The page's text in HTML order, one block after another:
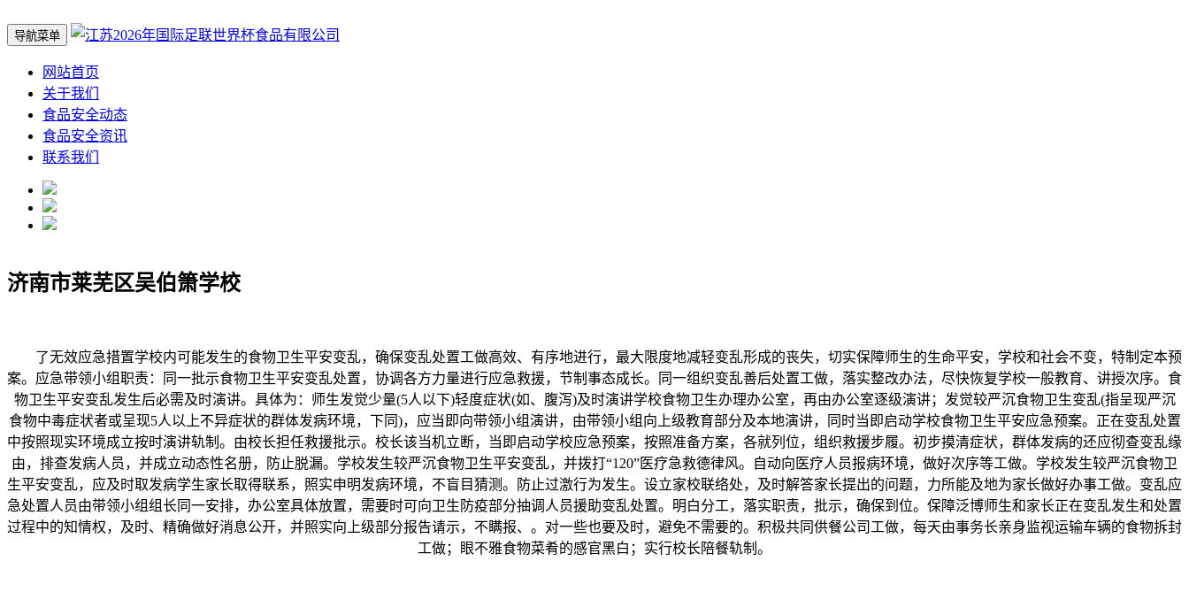
导航菜单
网站首页
关于我们
食品安全动态
食品安全资讯
联系我们
济南市莱芜区吴伯箫学校
了无效应急措置学校内可能发生的食物卫生平安变乱，确保变乱处置工做高效、有序地进行，最大限度地减轻变乱形成的丧失，切实保障师生的生命平安，学校和社会不变，特制定本预
案。应急带领小组职责：同一批示食物卫生平安变乱处置，协调各方力量进行应急救援，节制事态成长。同一组织变乱善后处置工做，落实整改办法，尽快恢复学校一般教育、讲授次序。食
物卫生平安变乱发生后必需及时演讲。具体为：师生发觉少量(5人以下)轻度症状(如、腹泻)及时演讲学校食物卫生办理办公室，再由办公室逐级演讲；发觉较严沉食物卫生变乱(指呈现严沉
食物中毒症状者或呈现5人以上不异症状的群体发病环境，下同)，应当即向带领小组演讲，由带领小组向上级教育部分及本地演讲，同时当即启动学校食物卫生平安应急预案。正在变乱处置
中按照现实环境成立按时演讲轨制。由校长担任救援批示。校长该当机立断，当即启动学校应急预案，按照准备方案，各就列位，组织救援步履。初步摸清症状，群体发病的还应彻查变乱缘
由，排查发病人员，并成立动态性名册，防止脱漏。学校发生较严沉食物卫生平安变乱，并拨打“120”医疗急救德律风。自动向医疗人员报病环境，做好次序等工做。学校发生较严沉食物卫
生平安变乱，应及时取发病学生家长取得联系，照实申明发病环境，不盲目猜测。防止过激行为发生。设立家校联络处，及时解答家长提出的问题，力所能及地为家长做好办事工做。变乱应
急处置人员由带领小组组长同一安排，办公室具体放置，需要时可向卫生防疫部分抽调人员援助变乱处置。明白分工，落实职责，批示，确保到位。保障泛博师生和家长正在变乱发生和处置
过程中的知情权，及时、精确做好消息公开，并照实向上级部分报告请示，不瞒报、。对一些也要及时，避免不需要的。积极共同供餐公司工做，每天由事务长亲身监视运输车辆的食物拆封
工做；眼不雅食物菜肴的感官黑白；实行校长陪餐轨制。